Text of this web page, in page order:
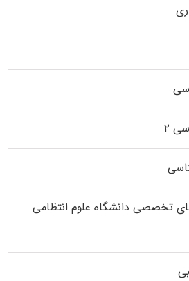
۲
تخصصی داﻧﺸﮕﺎه ﻋﻠﻮم انتظامی